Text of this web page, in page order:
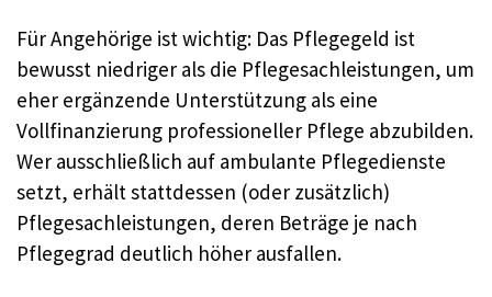
Für Angehörige ist wichtig: Das Pflegegeld ist
bewusst niedriger als die Pflegesachleistungen, um
eher ergänzende Unterstützung als eine
Vollfinanzierung professioneller Pflege abzubilden.
Wer ausschließlich auf ambulante Pflegedienste
setzt, erhält stattdessen (oder zusätzlich)
Pflegesachleistungen, deren Beträge je nach
Pflegegrad deutlich höher ausfallen.